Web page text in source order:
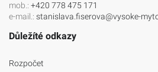
mob.: +420 778 475 171
e-mail.: stanislava.fiserova@vysoke-
Důležíté odkazy
Rozpočet